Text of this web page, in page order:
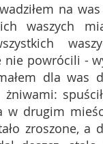
na
waszych
nie powrócili -
dla was
w drugim
zroszone, a